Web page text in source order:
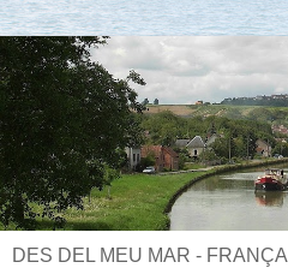
DES DEL MEU MAR - FRANÇA